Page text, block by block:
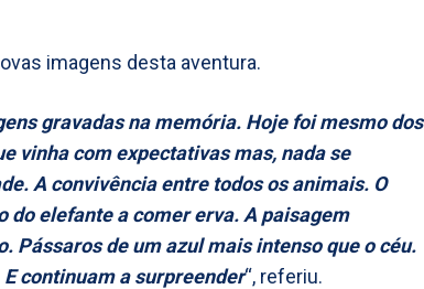
imagens desta aventura.
gravadas na memória. Hoje foi mesmo dos
vinha com expectativas mas, nada se
A convivência entre todos os animais. O
do elefante a comer erva. A paisagem
Pássaros de um azul mais intenso que o céu.
continuam a surpreender“, referiu.